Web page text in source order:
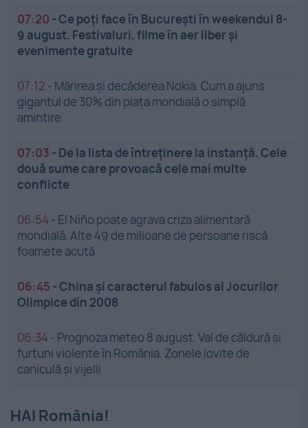
07:20 -Ce poți face în București în weekendul 8-
9 august. Festivaluri, filme în aer liber și
evenimente gratuite
07:12 - Mărirea și decăderea Nokia. Cum a ajuns
gigantul de 30% din piața mondială o simplă
amintire
07:03 - De la lista de întreținere la instanță. Cele
două sume care provoacă cele mai multe
conflicte
06:54 - El Niño poate agrava criza alimentară
mondială. Alte 49 de milioane de persoane riscă
foamete acută
06:45 -China și caracterul fabulos al Jocurilor
Olimpice din 2008
06:34 - Prognoza meteo 8 august. Val de căldură și
furtuni violente în România. Zonele lovite de
caniculă și vijelii
HAI România!